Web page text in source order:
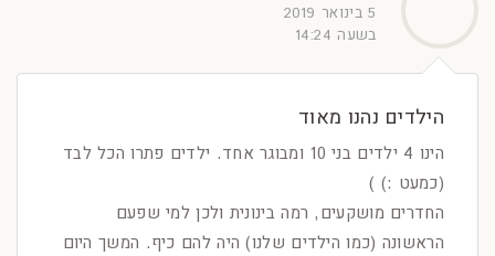
5 בינואר 2019
בשעה 14:24
הילדים נהנו מאוד
הינו 4 ילדים בני 10 ומבוגר אחד. ילדים פתרו הכל לבד
(כמעט :) )
החדרים מושקעים, רמה בינונית ולכן למי שפעם
הראשונה (כמו הילדים שלנו) היה להם כיף. המשך היום